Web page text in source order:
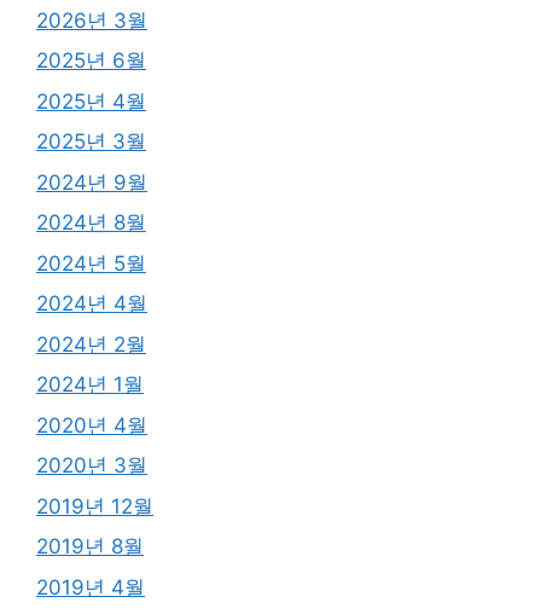
2026년 3월
2025년 6월
2025년 4월
2025년 3월
2024년 9월
2024년 8월
2024년 5월
2024년 4월
2024년 2월
2024년 1월
2020년 4월
2020년 3월
2019년 12월
2019년 8월
2019년 4월